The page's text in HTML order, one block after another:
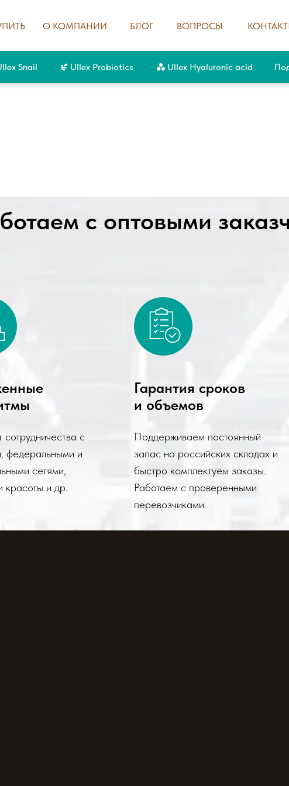
БЛОГ ВОПРОСЫ
О КОМПАНИИ
Ullex Probiotics
Snail Ullex Hyaluronic acid
с оптовыми
сотрудничества с
федеральными и
сетями,
красоты и др.
Гарантия сроков
и объемов
Поддерживаем постоянный
запас на российских складах и
быстро комплектуем заказы.
Работаем с проверенными
перевозчиками.